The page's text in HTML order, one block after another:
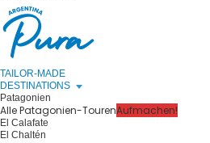
TAILOR-MADE
DESTINATIONS
Patagonien
Alle Patagonien-TourenAufmachen!
El Calafate
El Chaltén